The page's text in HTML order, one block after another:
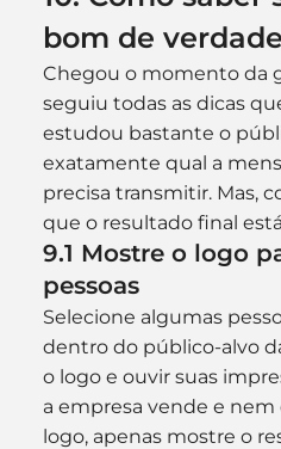
bom de
Chegou o momento da
seguiu todas as dicas
estudou bastante o
exatamente qual a
precisa transmitir. Mas,
que o resultado final
9.1 Mostre o logo
pessoas
Selecione algumas
dentro do público-alvo
o logo e ouvir suas
a empresa vende e
logo, apenas mostre o